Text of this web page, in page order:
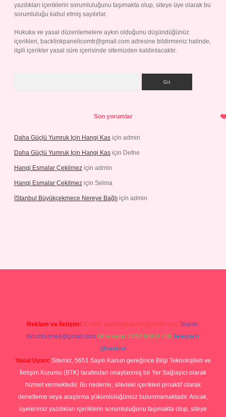
yazdıkları içeriklerin sorumluluğunu taşımakta olup, siteye üye olarak bu
sorumluluğu kabul etmiş sayılırlar.
Hukuka ve yasal düzenlemelere aykırı olduğunu düşündüğünüz
içerikleri, backlinkpanelicomtr@gmail.com adresine bildirmeniz halinde,
ilgili içerikler yasal süre içerisinde sitemizden kaldırılacaktır.
Son yorumlar
Daha Güçlü Yumruk Için Hangi Kas için admin
Daha Güçlü Yumruk Için Hangi Kas için Defne
Hangi Esmalar Çekilmez için admin
Hangi Esmalar Çekilmez için Selma
İStanbul Büyükçekmece Nereye Bağlı için admin
Reklam ve İletişim: E-mail: backlinkpaneli@gmail.com Teams:
forumhizmeti@gmail.com Whatsapp: 0262 606 0 726 Telegram:
@karabul
Yasal Uyarı: Sitemiz, 5651 Sayılı Kanun gereğince Bilgi Teknolojileri ve
İletişim Kurumu (BTK) tarafından onaylanmış bir Yer Sağlayıcı olarak
hizmet vermektedir. Bu nedenle, sitedeki içerikleri proaktif olarak
denetleme veya araştırma yükümlülüğümüz bulunmamaktadır. Ancak,
üyelerimiz yazdıkları içeriklerin sorumluluğunu taşımakta olup, siteye